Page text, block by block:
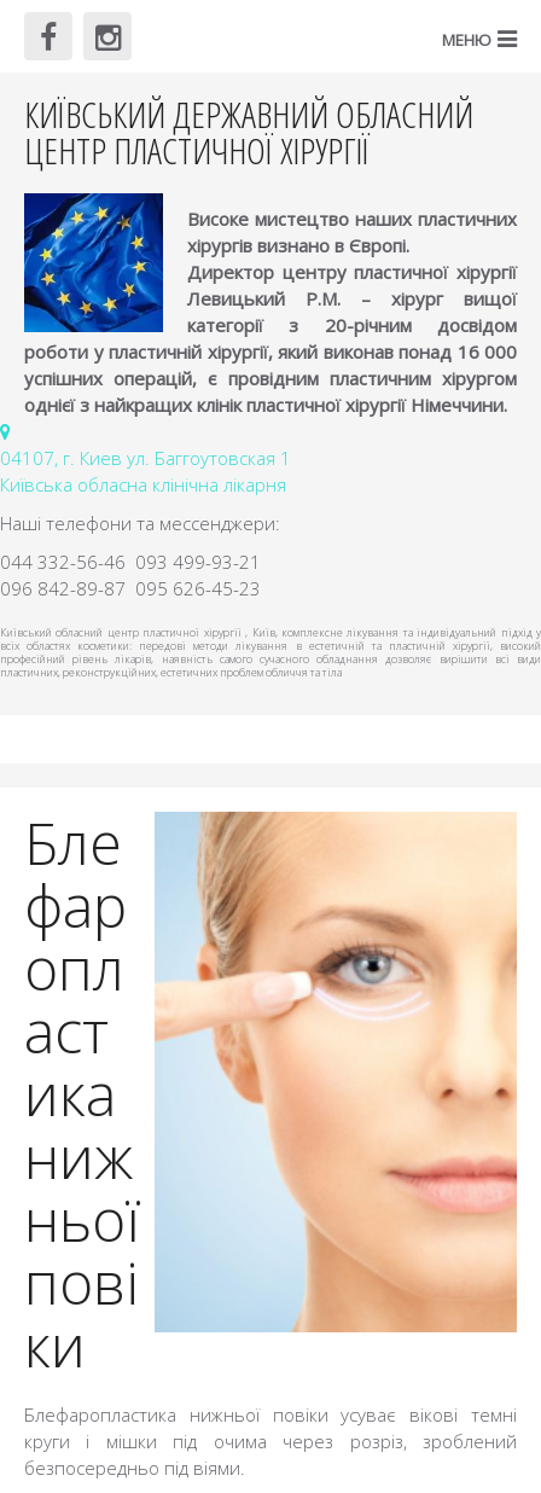
КИЇВСЬКИЙ ДЕРЖАВНИЙ ОБЛАСНИЙ
ЦЕНТР ПЛАСТИЧНОЇ ХІРУРГІЇ
Високе мистецтво наших пластичних
хірургів визнано в Європі.
Директор центру пластичної хірургії
Левицький Р.М. – хірург вищої
категорії з 20-річним досвідом
роботи у пластичній хірургії, який виконав понад 16 000
успішних операцій, є провідним пластичним хірургом
однієї з найкращих клінік пластичної хірургії Німеччини.
04107, г. Киев ул. Баггоутовская 1
Київська обласна клінічна лікарня
Наші телефони та мессенджери:
044 332-56-46 093 499-93-21
096 842-89-87 095 626-45-23
Київський обласний центр пластичної хірургії , Київ, комплексне лікування та індивідуальний підхід у
всіх областях косметики: передові методи лікування в естетичній та пластичній хірургії, високий
професійний рівень лікарів, наявність самого сучасного обладнання дозволяє вирішити всі види
пластичних, реконструкційних, естетичних проблем обличчя та тіла
Бле
фар
опл
аст
ика
ниж
ньої
пові
ки
Блефаропластика нижньої повіки усуває вікові темні
круги і мішки під очима через розріз, зроблений
безпосередньо під віями.